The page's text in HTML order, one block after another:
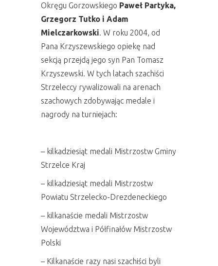
Okręgu Gorzowskiego Paweł Partyka,
Grzegorz Tutko i Adam
Mielczarkowski. W roku 2004, od
Pana Krzyszewskiego opiekę nad
sekcją przejdą jego syn Pan Tomasz
Krzyszewski. W tych latach szachiści
Strzeleccy rywalizowali na arenach
szachowych zdobywając medale i
nagrody na turniejach:
– kilkadziesiąt medali Mistrzostw Gminy
Strzelce Kraj
– kilkadziesiąt medali Mistrzostw
Powiatu Strzelecko-Drezdeneckiego
– kilkanaście medali Mistrzostw
Województwa i Półfinałów Mistrzostw
Polski
– Kilkanaście razy nasi szachiści byli